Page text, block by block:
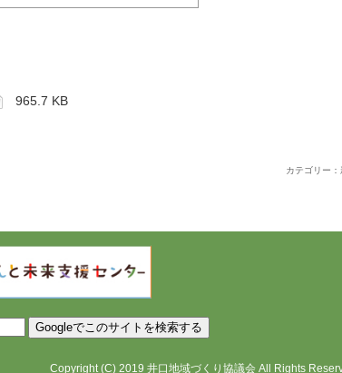
965.7 KB
カテゴリー：
Copyright(C) 2019 井口地域づくり協議会All Rights